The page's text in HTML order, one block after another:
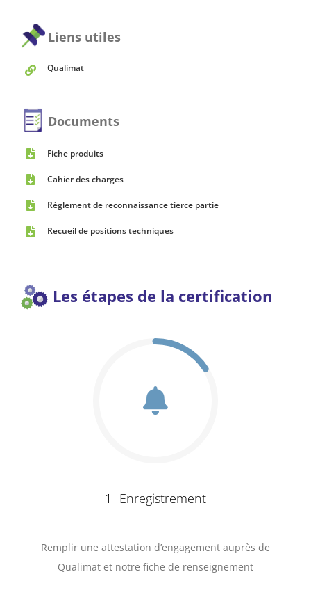
Liens utiles
Qualimat
Documents
Fiche produits
Cahier des charges
Règlement de reconnaissance tierce partie
Recueil de positions techniques
Les étapes de la certification
1- Enregistrement
Remplir une attestation d’engagement auprès de
Qualimat et notre fiche de renseignement